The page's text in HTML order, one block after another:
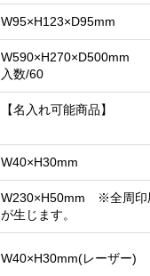
W95×H123×D95mm
W590×H270×D500mm
入数/60
【名入れ可能商品】
W40×H30mm
W230×H50mm ※全周印
が生じます。
W40×H30mm(レーザー)